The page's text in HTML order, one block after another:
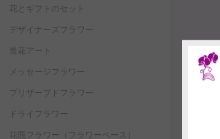
花とギフトのセット
デザイナーズフラワー
造花アート
メッセージフラワー
プリザーブドフラワー
ドライフラワー
花瓶フラワー （フラワーベース）